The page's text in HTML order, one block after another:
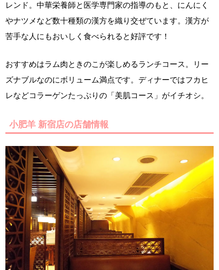
レンド。中華栄養師と医学専門家の指導のもと、にんにく
やナツメなど数十種類の漢方を織り交ぜています。漢方が
苦手な人にもおいしく食べられると好評です！
おすすめはラム肉ときのこが楽しめるランチコース。リー
ズナブルなのにボリューム満点です。ディナーではフカヒ
レなどコラーゲンたっぷりの「美肌コース」がイチオシ。
小肥羊 新宿店の店舗情報